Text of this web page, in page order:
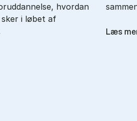
hvordan
sker i løbet af
Læs